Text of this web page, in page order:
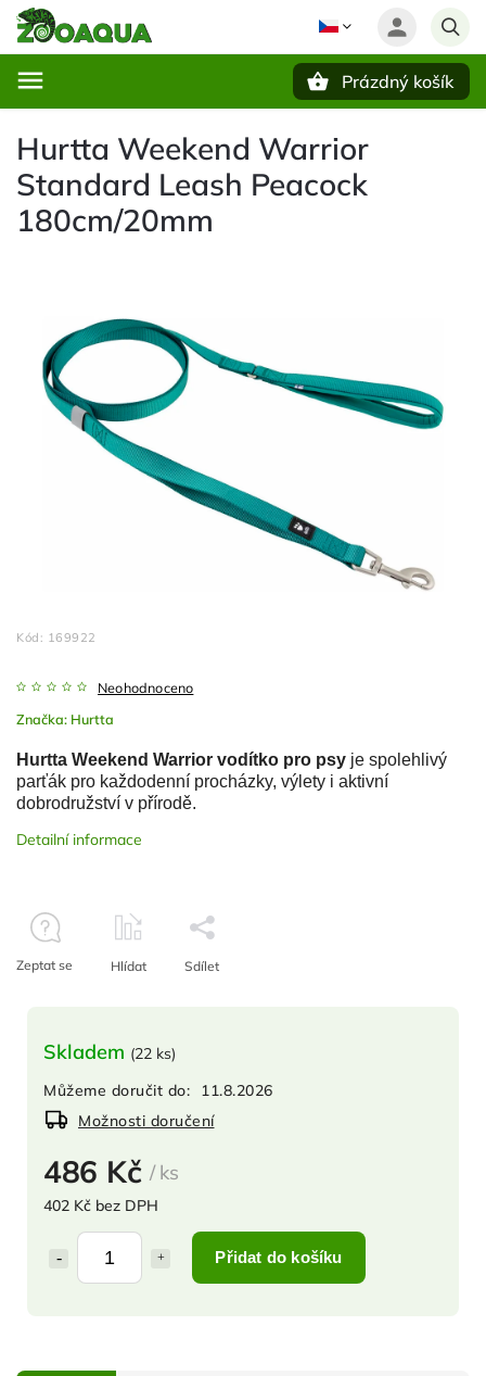
Prázdný košík
Hurtta Weekend Warrior
Standard Leash Peacock
180cm/20mm
Kód: 169922
Neohodnoceno
Značka: Hurtta
486 Kč / ks
402 Kč bez DPH
Přidat do košíku
Skladem (22 ks)
Můžeme doručit do:
11.8.2026
Možnosti doručení
Hurtta Weekend Warrior vodítko pro psy je spolehlivý
parťák pro každodenní procházky, výlety i aktivní
dobrodružství v přírodě.
Detailní informace
Zeptat se Hlídat Sdílet